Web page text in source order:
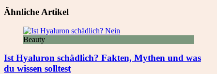
Ähnliche Artikel
Beauty
Ist Hyaluron schädlich? Fakten, Mythen und was
du wissen solltest